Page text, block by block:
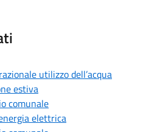
utilizzo dell’acqua
estiva
comunale
elettrica